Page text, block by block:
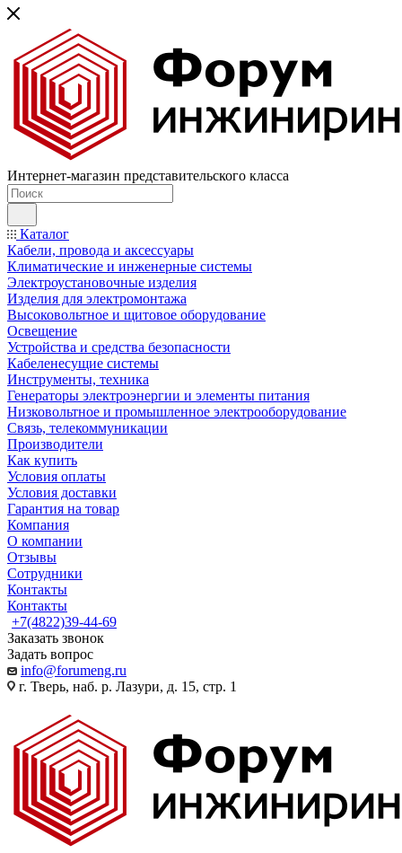
Интернет-магазин представительского класса
Каталог
Кабели, провода и аксессуары
Климатические и инженерные системы
Электроустановочные изделия
Изделия для электромонтажа
Высоковольтное и щитовое оборудование
Освещение
Устройства и средства безопасности
Кабеленесущие системы
Инструменты, техника
Генераторы электроэнергии и элементы питания
Низковольтное и промышленное электрооборудование
Связь, телекоммуникации
Производители
Как купить
Условия оплаты
Условия доставки
Гарантия на товар
Компания
О компании
Отзывы
Сотрудники
Контакты
Контакты
+7(4822)39-44-69
Заказать звонок
Задать вопрос
info@forumeng.ru
г. Тверь, наб. р. Лазури, д. 15, стр. 1